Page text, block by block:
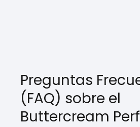
Preguntas
(FAQ) sobre el
Buttercream